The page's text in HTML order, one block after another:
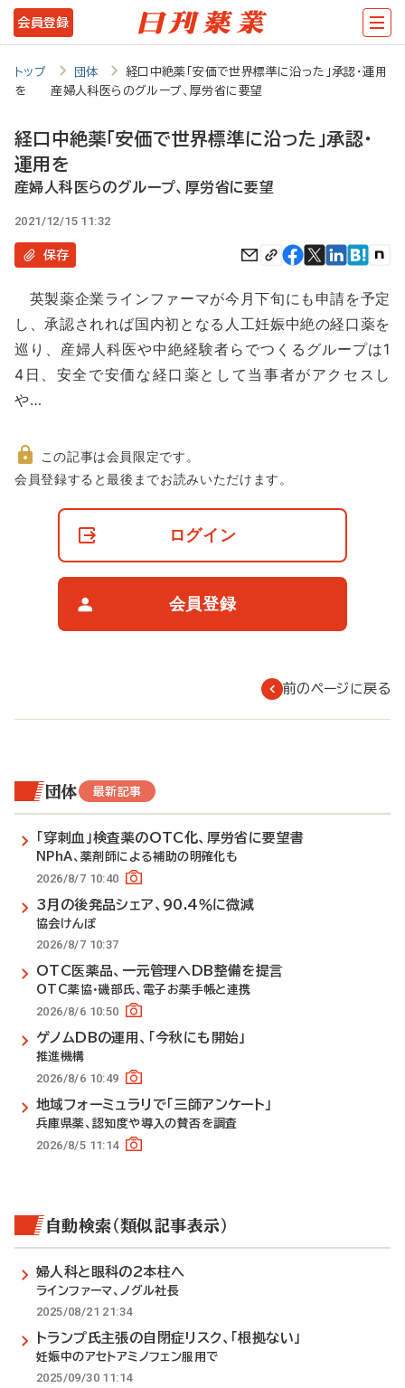
メ
イ
ン
テ
ン
ツ
に
会員登録
トップ 団体
経口中絶薬「安価で世界標準に沿った」承認・運用
を 産婦人科医らのグループ、厚労省に要望
経口中絶薬「安価で世界標準に沿った」承認・
運用を
産婦人科医らのグループ、厚労省に要望
2021/12/15 11:32
保存
英製薬企業ラインファーマが今月下旬にも申請を予定
し、承認されれば国内初となる人工妊娠中絶の経口薬を
巡り、産婦人科医や中絶経験者らでつくるグループは1
4日、安全で安価な経口薬として当事者がアクセスし
や…
非
この記事は会員限定です。
会員登録すると最後までお読みいただけます。
ログイン
会員登録
前のページに戻る
団体 最新記事
「穿刺血」検査薬のOTC化、厚労省に要望書
NPhA、薬剤師による補助の明確化も
2026/8/7 10:40
3月の後発品シェア、90.4％に微減
協会けんぽ
2026/8/7 10:37
OTC医薬品、一元管理へDB整備を提言
OTC薬協・磯部氏、電子お薬手帳と連携
2026/8/6 10:50
ゲノムDBの運用、「今秋にも開始」
推進機構
2026/8/6 10:49
地域フォーミュラリで「三師アンケート」
兵庫県薬、認知度や導入の賛否を調査
2026/8/5 11:14
自動検索（類似記事表示）
婦人科と眼科の2本柱へ
ラインファーマ、ノグル社長
2025/08/21 21:34
トランプ氏主張の自閉症リスク、「根拠ない」
妊娠中のアセトアミノフェン服用で
2025/09/30 11:14